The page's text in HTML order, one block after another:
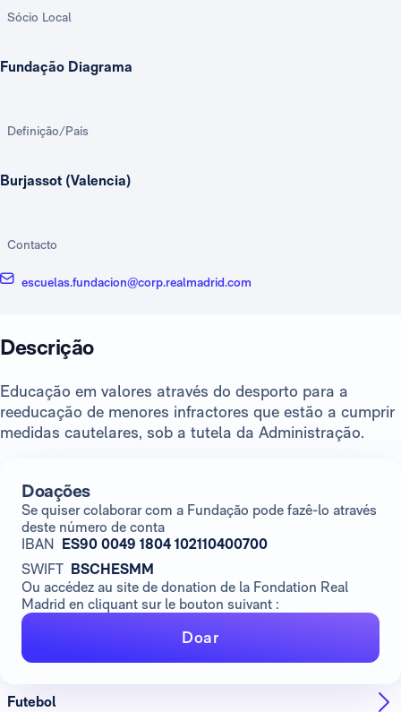
Sócio Local
Fundação Diagrama
Definição/País
Burjassot (Valencia)
Contacto
escuelas.fundacion@corp.realmadrid.com
Descrição
Educação em valores através do desporto para a
reeducação de menores infractores que estão a cumprir
medidas cautelares, sob a tutela da Administração.
Doações
Se quiser colaborar com a Fundação pode fazê-lo através
deste número de conta
IBAN ES90 0049 1804 102110400700
SWIFT BSCHESMM
Ou accédez au site de donation de la Fondation Real
Madrid en cliquant sur le bouton suivant :
Doar
Futebol